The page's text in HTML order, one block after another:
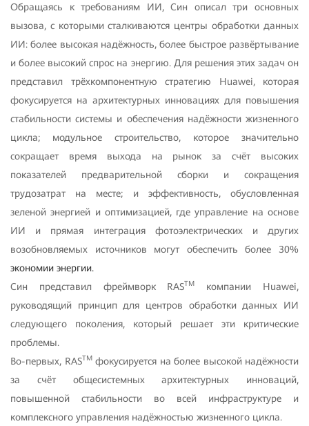
Обращаясь к требованиям ИИ, Син описал три основных
вызова, с которыми сталкиваются центры обработки данных
ИИ: более высокая надёжность, более быстрое развёртывание
и более высокий спрос на энергию. Для решения этих задач он
представил трёхкомпонентную стратегию Huawei, которая
фокусируется на архитектурных инновациях для повышения
стабильности системы и обеспечения надёжности жизненного
цикла; модульное строительство, которое значительно
сокращает время выхода на рынок за счёт высоких
показателей предварительной сборки и сокращения
трудозатрат на месте; и эффективность, обусловленная
зеленой энергией и оптимизацией, где управление на основе
ИИ и прямая интеграция фотоэлектрических и других
возобновляемых источников могут обеспечить более 30%
экономии энергии.
Син представил фреймворк RASTM
компании Huawei,
руководящий принцип для центров обработки данных ИИ
следующего поколения, который решает эти критические
проблемы.
Во-первых, RASTMфокусируется на более высокой надёжности
за счёт общесистемных архитектурных инноваций,
повышенной стабильности во всей инфраструктуре и
комплексного управления надёжностью жизненного цикла.